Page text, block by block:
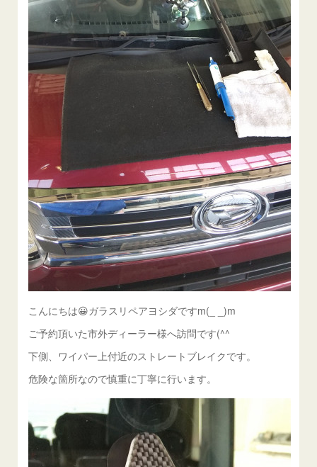
こんにちは😀ガラスリペアヨシダですm(_ _)m
ご予約頂いた市外ディーラー様へ訪問です(^^ゞ
下側、ワイパー上付近のストレートブレイクです。
危険な箇所なので慎重に丁寧に行います。